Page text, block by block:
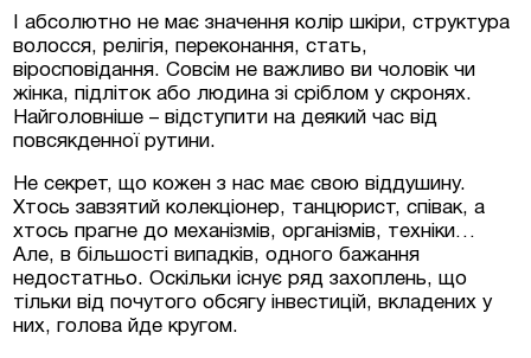
І абсолютно не має значення колір шкіри, структура
волосся, релігія, переконання, стать,
віросповідання. Совсім не важливо ви чоловік чи
жінка, підліток або людина зі сріблом у скронях.
Найголовніше – відступити на деякий час від
повсякденної рутини.
Не секрет, що кожен з нас має свою віддушину.
Хтось завзятий колекціонер, танцюрист, співак, а
хтось прагне до механізмів, організмів, техніки…
Але, в більшості випадків, одного бажання
недостатньо. Оскільки існує ряд захоплень, що
тільки від почутого обсягу інвестицій, вкладених у
них, голова йде кругом.